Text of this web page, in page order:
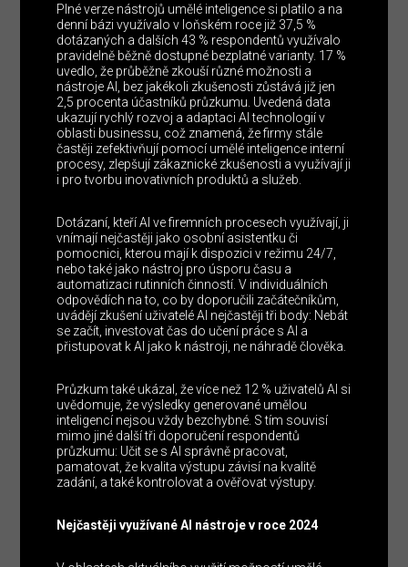
Plné verze nástrojů umělé inteligence si platilo a na
denní bázi využívalo v loňském roce již 37,5 %
dotázaných a dalších 43 % respondentů využívalo
pravidelně běžně dostupné bezplatné varianty. 17 %
uvedlo, že průběžně zkouší různé možnosti a
nástroje AI, bez jakékoli zkušenosti zůstává již jen
2,5 procenta účastníků průzkumu. Uvedená data
ukazují rychlý rozvoj a adaptaci AI technologií v
oblasti businessu, což znamená, že firmy stále
častěji zefektivňují pomocí umělé inteligence interní
procesy, zlepšují zákaznické zkušenosti a využívají ji
i pro tvorbu inovativních produktů a služeb.
Dotázaní, kteří AI ve firemních procesech využívají, ji
vnímají nejčastěji jako osobní asistentku či
pomocnici, kterou mají k dispozici v režimu 24/7,
nebo také jako nástroj pro úsporu času a
automatizaci rutinních činností. V individuálních
odpovědích na to, co by doporučili začátečníkům,
uvádějí zkušení uživatelé AI nejčastěji tři body: Nebát
se začít, investovat čas do učení práce s AI a
přistupovat k AI jako k nástroji, ne náhradě člověka.
Průzkum také ukázal, že více než 12 % uživatelů AI si
uvědomuje, že výsledky generované umělou
inteligencí nejsou vždy bezchybné. S tím souvisí
mimo jiné další tři doporučení respondentů
průzkumu: Učit se s AI správně pracovat,
pamatovat, že kvalita výstupu závisí na kvalitě
zadání, a také kontrolovat a ověřovat výstupy.
Nejčastěji využívané AI nástroje v roce 2024